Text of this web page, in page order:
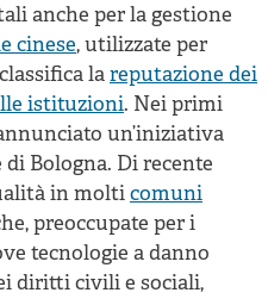
anche per la gestione
cinese, utilizzate per
lareputazione dei
istituzioni. Nei primi
un’iniziativa
Bologna. Di recente
in molticomuni
preoccupate per i
tecnologie a danno
diritti civili e sociali,